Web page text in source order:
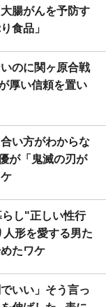
腸がんを予防す
食品」
のに関ヶ原合戦
厚い信頼を置い
い方がわからな
が「鬼滅の刃が
し"正しい性行
形を愛する男た
たワケ
いい」そう言っ